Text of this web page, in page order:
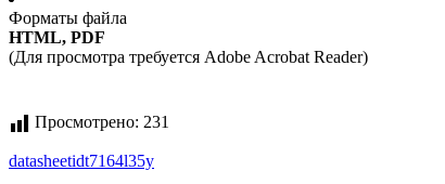
Форматы файла
HTML, PDF
(Для просмотра требуется Adobe Acrobat Reader)
Просмотрено: 231
datasheetidt7164l35y